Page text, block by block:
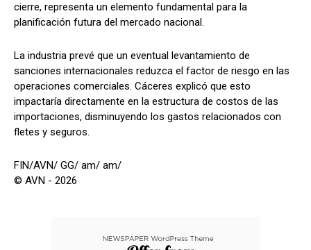
cierre, representa un elemento fundamental para la
planificación futura del mercado nacional.
La industria prevé que un eventual levantamiento de
sanciones internacionales reduzca el factor de riesgo en las
operaciones comerciales. Cáceres explicó que esto
impactaría directamente en la estructura de costos de las
importaciones, disminuyendo los gastos relacionados con
fletes y seguros.
FIN/AVN/ GG/ am/ am/
© AVN - 2026